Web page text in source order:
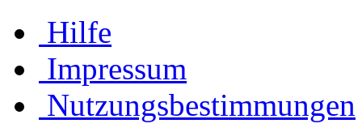
Hilfe
Impressum
Nutzungsbestimmungen